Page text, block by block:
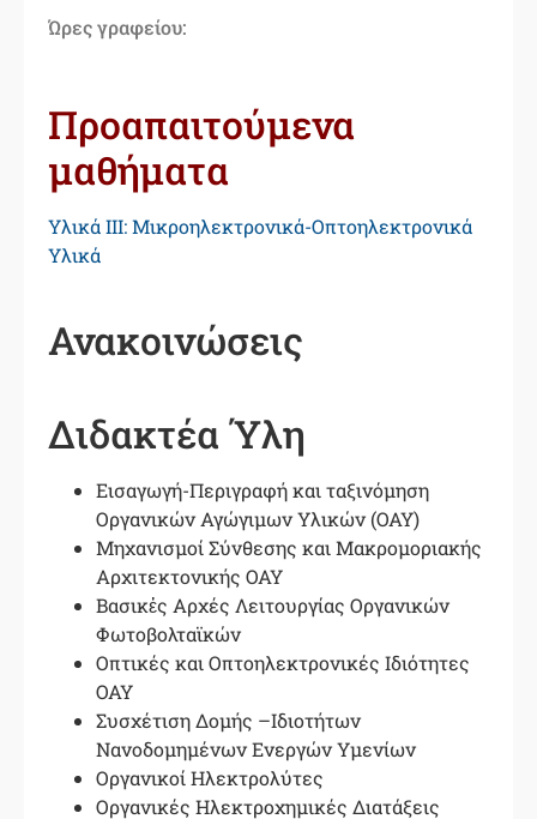
Ώρες γραφείου:
Προαπαιτούμενα
μαθήματα
Υλικά ΙΙI: Μικροηλεκτρονικά-Οπτοηλεκτρονικά
Υλικά
Ανακοινώσεις
Διδακτέα Ύλη
Εισαγωγή-Περιγραφή και ταξινόμηση
Οργανικών Αγώγιμων Υλικών (ΟΑΥ)
Μηχανισμοί Σύνθεσης και Μακρομοριακής
Αρχιτεκτονικής ΟΑΥ
Βασικἐς Αρχές Λειτουργίας Οργανικών
Φωτοβολταϊκών
Οπτικές και Οπτοηλεκτρονικές Ιδιότητες
ΟΑΥ
Συσχέτιση Δομής –Ιδιοτήτων
Νανοδομημένων Ενεργών Υμενίων
Οργανικοί Ηλεκτρολύτες
Οργανικές Ηλεκτροχημικές Διατάξεις